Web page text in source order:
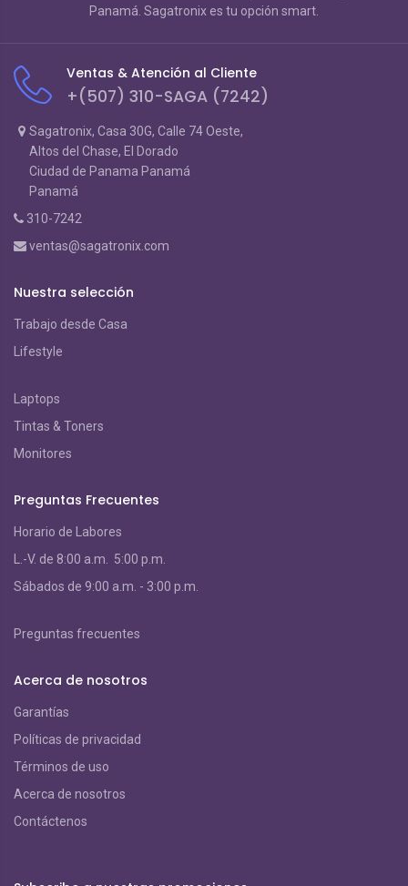
Panamá. Sagatronix es tu opción smart.
Ventas & Atención al Cliente
+(507) 310-SAGA (7242)
Sagatronix, Casa 30G, Calle 74 Oeste,
Altos del Chase, El Dorado
Ciudad de Panama Panamá
Panamá
310-7242
ventas@sagatronix.com
Nuestra selección
Trabajo desde Casa
Lifestyle
Laptops
Tintas & Toners
Monitores
Preguntas Frecuentes
Horario de Labores
L.-V. de 8:00 a.m. 5:00 p.m.
Sábados de 9:00 a.m. - 3:00 p.m.
Preguntas frecuentes
Acerca de nosotros
Garantías
Políticas de privacidad
Términos de uso
Acerca de nosotros
Contáctenos